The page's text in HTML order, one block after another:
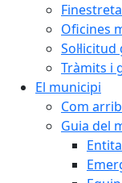
Oficines
Tràmits i
El municipi
Com
Guia del